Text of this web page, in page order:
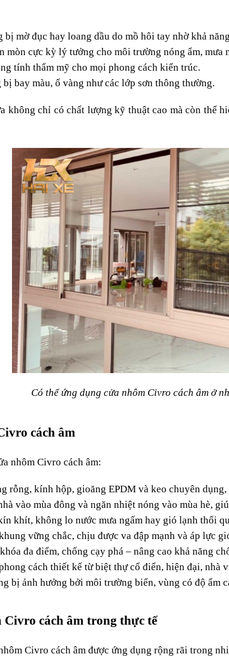
mờ đục hay loang dầu do mồ hôi tay nhờ khả
mòn cực kỳ lý tưởng cho môi trường nóng ẩm, mưa
tính thẩm mỹ cho mọi phong cách kiến trúc.
bay màu, ố vàng như các lớp sơn thông thường.
chỉ có chất lượng kỹ thuật cao mà còn thể
Có thể ứng dụng cửa nhôm Civro cách âm ở
cách âm
nhôm Civro cách âm:
rỗng, kính hộp, gioăng EPDM và keo chuyên
vào mùa đông và ngăn nhiệt nóng vào mùa hè,
khít, không lo nước mưa ngấm hay gió lạnh thổi
vững chắc, chịu được va đập mạnh và áp lực
đa điểm, chống cạy phá – nâng cao khả năng
cách thiết kế từ biệt thự cổ điển, hiện đại, nhà
bị ảnh hưởng bởi môi trường biển, vùng có độ ẩm
cách âm trong thực tế
Civro cách âm được ứng dụng rộng rãi trong